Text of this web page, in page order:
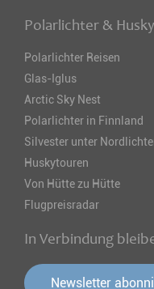
Polarlichter &
Polarlichter Reisen
Glas-Iglus
Arctic Sky Nest
Polarlichter in Finnland
Silvester unter
Huskytouren
Von Hütte zu Hütte
Flugpreisradar
In Verbindung
Newsletter